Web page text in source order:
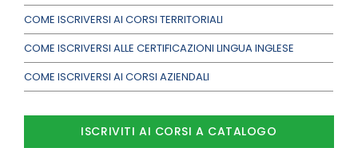
COME ISCRIVERSI AI CORSI TERRITORIALI
COME ISCRIVERSI ALLE CERTIFICAZIONI LINGUA INGLESE
COME ISCRIVERSI AI CORSI AZIENDALI
ISCRIVITI AI CORSI A CATALOGO